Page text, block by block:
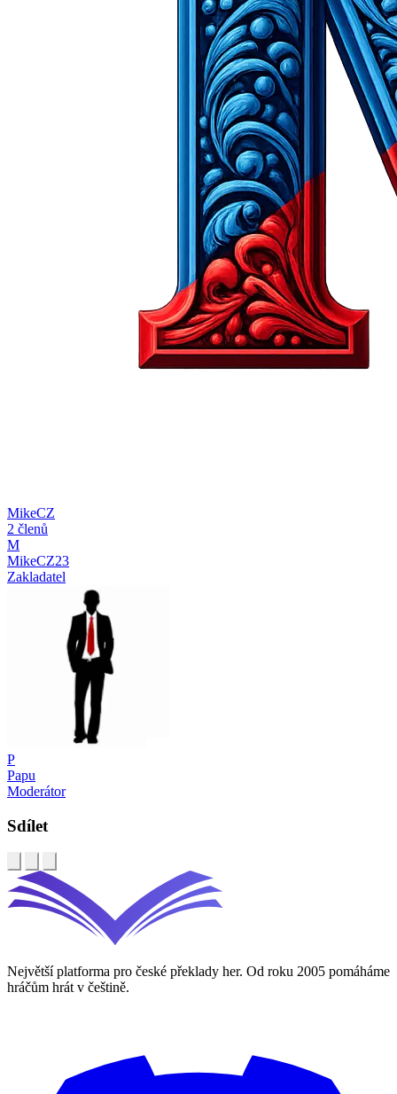
MikeCZ
2 členů
M
MikeCZ23
Zakladatel
P
Papu
Moderátor
Sdílet
Největší platforma pro české překlady her. Od roku 2005 pomáháme
hráčům hrát v češtině.